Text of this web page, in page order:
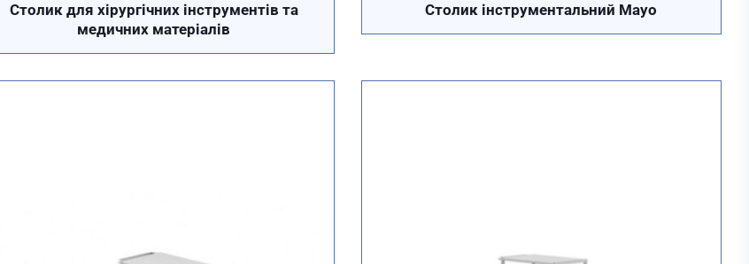
Столик для хірургічних інструментів та
медичних матеріалів
Столик інструментальний Mayo